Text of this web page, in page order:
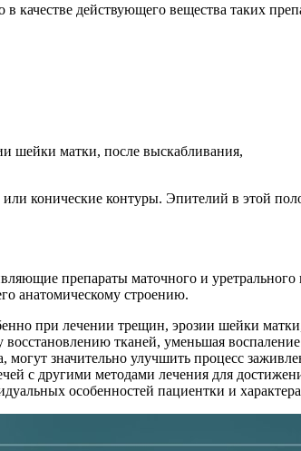
действующего вещества таких
конические контуры. Эпителий в этой
препараты маточного и
анатомическому строению.
при лечении трещин, эрозии шейки
тканей, уменьшая
значительно улучшить процесс
с другими методами лечения для
особенностей пациентки и